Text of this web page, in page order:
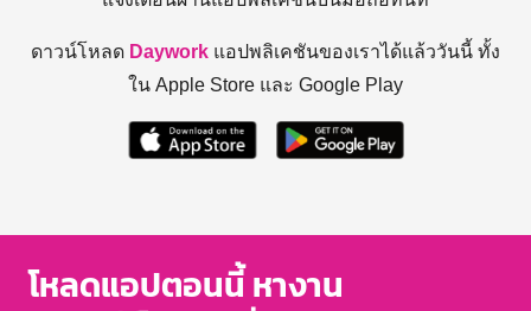
ดาวน์โหลด Daywork แอปพลิเคชันของเราได้แล้ววันนี้ ทั้ง
ใน Apple Store และ Google Play
โหลดแอปตอนนี้ หางาน